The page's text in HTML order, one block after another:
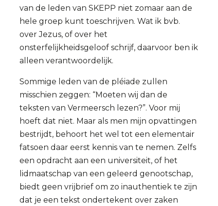
van de leden van SKEPP niet zomaar aan de
hele groep kunt toeschrijven. Wat ik bvb.
over Jezus, of over het
onsterfelijkheidsgeloof schrijf, daarvoor ben ik
alleen verantwoordelijk.
Sommige leden van de pléiade zullen
misschien zeggen: “Moeten wij dan de
teksten van Vermeersch lezen?”. Voor mij
hoeft dat niet. Maar als men mijn opvattingen
bestrijdt, behoort het wel tot een elementair
fatsoen daar eerst kennis van te nemen. Zelfs
een opdracht aan een universiteit, of het
lidmaatschap van een geleerd genootschap,
biedt geen vrijbrief om zo inauthentiek te zijn
dat je een tekst ondertekent over zaken